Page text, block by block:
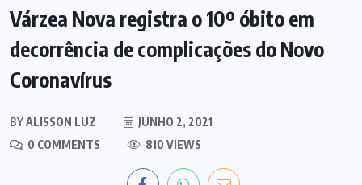
Várzea Nova registra o 10º óbito em
decorrência de complicações do Novo
Coronavírus
BYALISSON LUZ
JUNHO 2, 2021
0 COMMENTS
810 VIEWS